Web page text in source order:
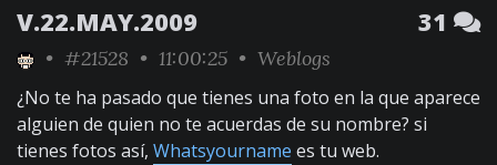
V.22.MAY.2009 31
• #21528 • 11:00:25 • Weblogs
¿No te ha pasado que tienes una foto en la que aparece
alguien de quien no te acuerdas de su nombre? si
tienes fotos así, Whatsyourname es tu web.